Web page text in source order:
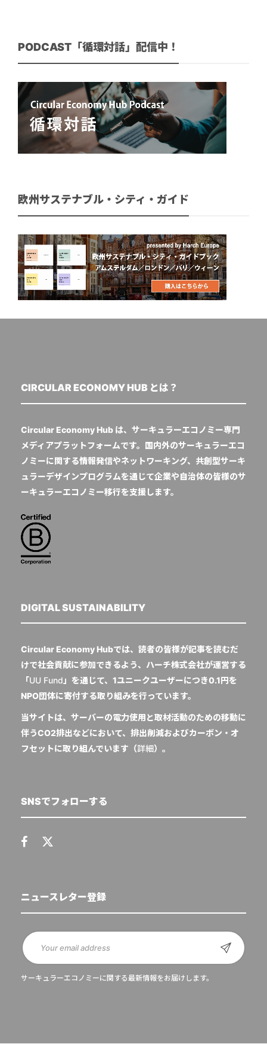
PODCAST「循環対話」配信中！
欧州サステナブル・シティ・ガイド
CIRCULAR ECONOMY HUB とは？
Circular Economy Hub は、サーキュラーエコノミー専門
メディアプラットフォームです。国内外のサーキュラーエコ
ノミーに関する情報発信やネットワーキング、共創型サーキ
ュラーデザインプログラムを通じて企業や自治体の皆様のサ
ーキュラーエコノミー移行を支援します。
DIGITAL SUSTAINABILITY
Circular Economy Hubでは、読者の皆様が記事を読むだ
けで社会貢献に参加できるよう、ハーチ株式会社が運営する
「UU Fund 」を通じて、1ユニークユーザーにつき0.1円を
NPO団体に寄付する取り組みを行っています。
当サイトは、サーバーの電力使用と取材活動のための移動に
伴うCO2排出などにおいて、排出削減およびカーボン・オ
フセットに取り組んでいます（詳細）。
SNSでフォローする
ニュースレター登録
サーキュラーエコノミーに関する最新情報をお届けします。